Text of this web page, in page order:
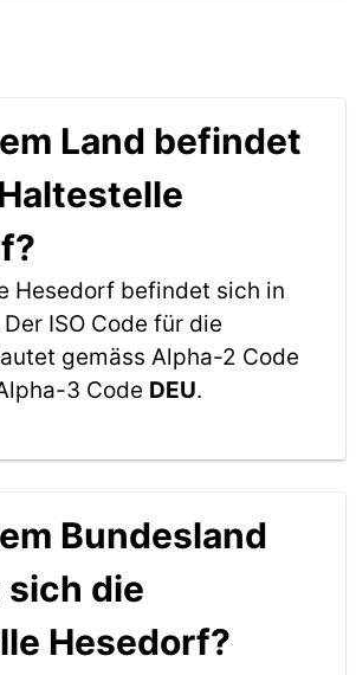
Land befindet
Hesedorf befindet sich in
Der ISO Code für die
gemäss Alpha-2 Code
3 Code DEU.
Bundesland
die
Hesedorf?